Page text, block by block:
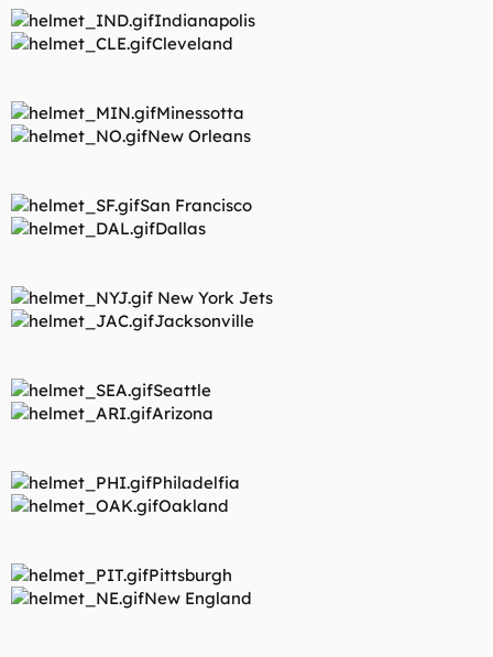
Indianapolis
Cleveland
Minessotta
New Orleans
San Francisco
Dallas
New York Jets
Jacksonville
Seattle
Arizona
Philadelfia
Oakland
Pittsburgh
New England